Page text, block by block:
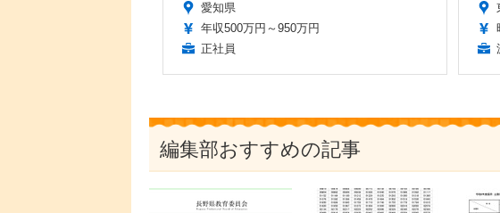
愛知県
年収500万円～950万円
正社員
編集部おすすめの記事